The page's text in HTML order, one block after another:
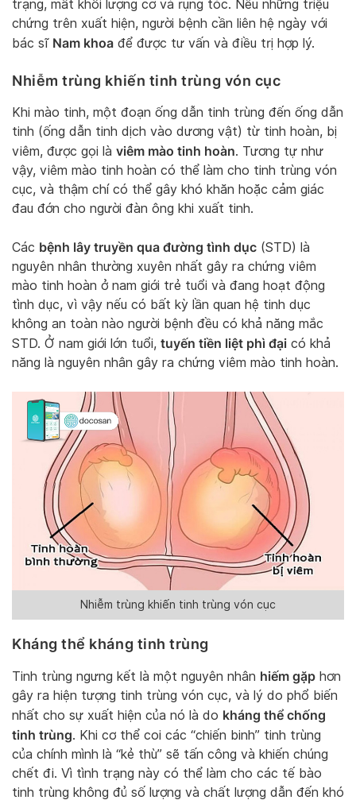
trạng, mất khối lượng cơ và rụng tóc. Nếu những triệu
chứng trên xuất hiện, người bệnh cần liên hệ ngày với
bác sĩ Nam khoa để được tư vấn và điều trị hợp lý.
Nhiễm trùng khiến tinh trùng vón cục
Khi mào tinh, một đoạn ống dẫn tinh trùng đến ống dẫn
tinh (ống dẫn tinh dịch vào dương vật) từ tinh hoàn, bị
viêm, được gọi là viêm mào tinh hoàn. Tương tự như
vậy, viêm mào tinh hoàn có thể làm cho tinh trùng vón
cục, và thậm chí có thể gây khó khăn hoặc cảm giác
đau đớn cho người đàn ông khi xuất tinh.
Các bệnh lây truyền qua đường tình dục (STD) là
nguyên nhân thường xuyên nhất gây ra chứng viêm
mào tinh hoàn ở nam giới trẻ tuổi và đang hoạt động
tình dục, vì vậy nếu có bất kỳ lần quan hệ tinh dục
không an toàn nào người bệnh đều có khả năng mắc
STD. Ở nam giới lớn tuổi, tuyến tiền liệt phì đại có khả
năng là nguyên nhân gây ra chứng viêm mào tinh hoàn.
Nhiễm trùng khiến tinh trùng vón cục
Kháng thể kháng tinh trùng
Tinh trùng ngưng kết là một nguyên nhân hiếm gặp hơn
gây ra hiện tượng tinh trùng vón cục, và lý do phổ biến
nhất cho sự xuất hiện của nó là do kháng thể chống
tinh trùng. Khi cơ thể coi các “chiến binh” tinh trùng
của chính mình là “kẻ thù” sẽ tấn công và khiến chúng
chết đi. Vì tình trạng này có thể làm cho các tế bào
tinh trùng không đủ số lượng và chất lượng dẫn đến khó